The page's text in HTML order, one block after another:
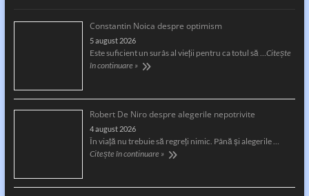
Constantin Noica despre optimism
5 august 2026
Este suficient un surâs al vieţii pentru ca totul să …Citește
în continuare »
Robert De Niro despre alegerile nepotrivite
4 august 2026
În viață nu trebuie să regreți nimic. Până și alegerile …
Citește în continuare »